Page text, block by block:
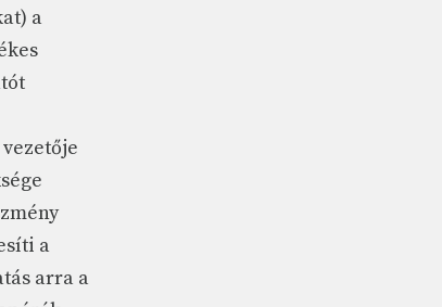
a
a
arra a